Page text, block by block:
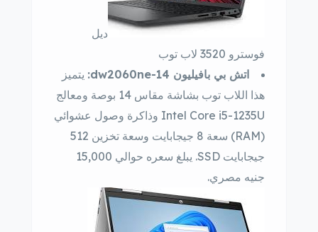
ديل
فوسترو 3520 لاب توب
اتش بي بافيليون 14-dw2060ne:
يتميز
هذا اللاب توب بشاشة مقاس 14 بوصة ومعالج
Intel Core i5-1235U وذاكرة وصول عشوائي
(RAM) سعة 8 جيجابايت وسعة تخزين 512
جيجابايت SSD. يبلغ سعره حوالي 15,000
جنيه مصري.